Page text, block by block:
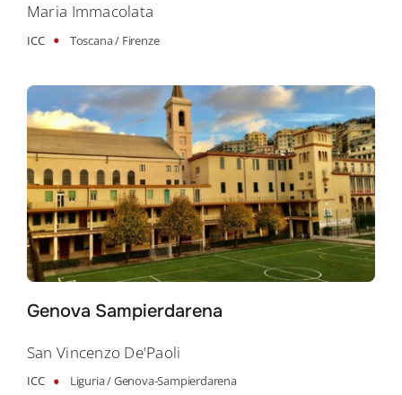
Maria Immacolata
ICC • Toscana / Firenze
Genova Sampierdarena
San Vincenzo De'Paoli
ICC • Liguria /Genova-Sampierdarena
Search